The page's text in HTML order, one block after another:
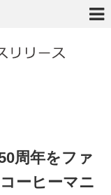
周年をファ
ーヒーマニ